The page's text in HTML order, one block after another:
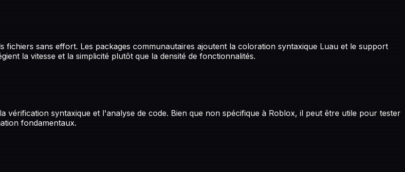
fichiers sans effort. Les packages communautaires ajoutent la coloration syntaxique Luau et le support
la vitesse et la simplicité plutôt que la densité de fonctionnalités.
vérification syntaxique et l'analyse de code. Bien que non spécifique à Roblox, il peut être utile pour tester
fondamentaux.